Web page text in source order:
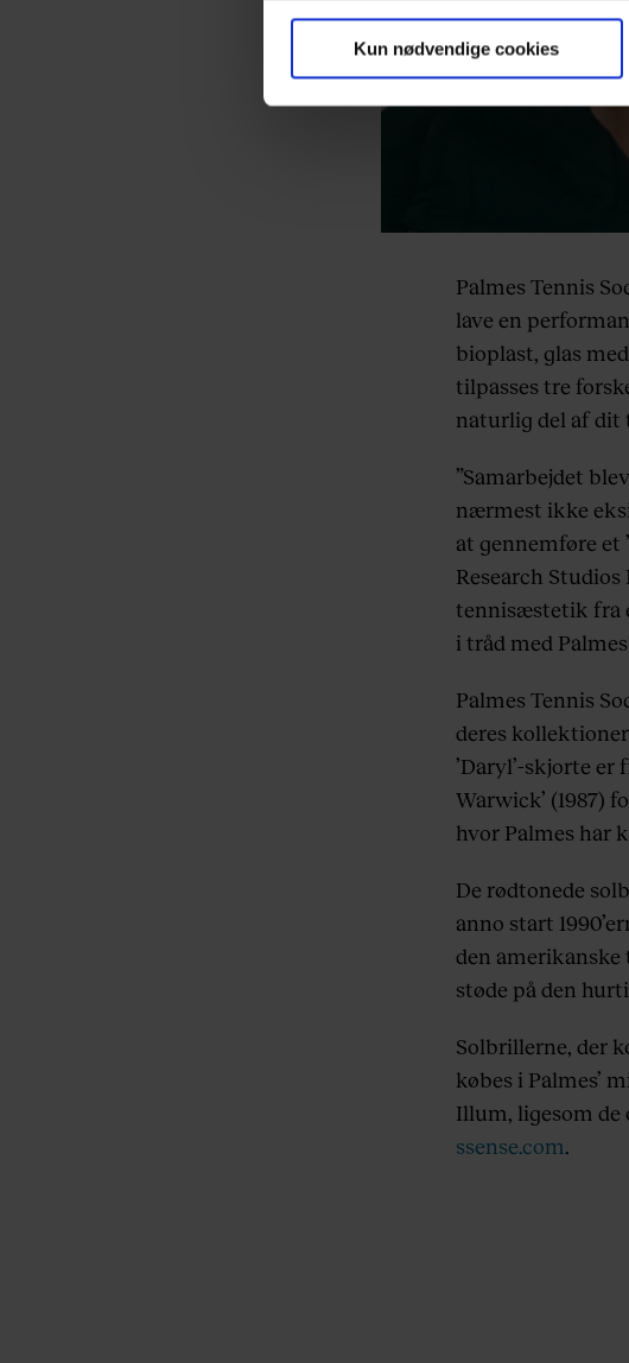
markedsføring, så vi kan optimere
Du kan til enhver tid trække dit
brug af cookies, samarbejdspartnere
Kun nødvendige cookies
Palmes Tennis
lave en
bioplast, glas med
tilpasses tre
naturlig del af
”Samarbejdet
nærmest ikke
at gennemføre et
Research
tennisæstetik fra
i tråd med
Palmes Tennis
deres
’Daryl’-skjorte
Warwick’ (1987)
hvor Palmes har
De rødtonede
anno start
den amerikanske
støde på den
Solbrillerne, der
købes i Palmes’
Illum, ligesom de
ssense.com.